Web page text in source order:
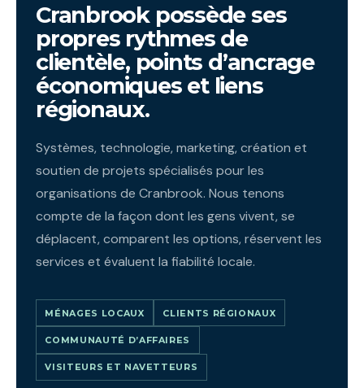
Cranbrook possède ses
propres rythmes de
clientèle, points d’ancrage
économiques et liens
régionaux.
Systèmes, technologie, marketing, création et
soutien de projets spécialisés pour les
organisations de Cranbrook. Nous tenons
compte de la façon dont les gens vivent, se
déplacent, comparent les options, réservent les
services et évaluent la fiabilité locale.
MÉNAGES LOCAUX CLIENTS RÉGIONAUX
COMMUNAUTÉ D’AFFAIRES
VISITEURS ET NAVETTEURS